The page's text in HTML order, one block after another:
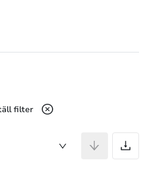
filter